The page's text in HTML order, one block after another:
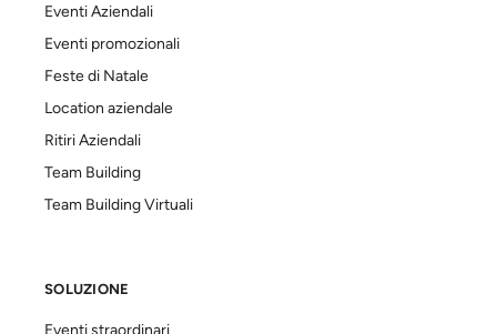
Eventi Aziendali
Eventi promozionali
Feste di Natale
Location aziendale
Ritiri Aziendali
Team Building
Team Building Virtuali
SOLUZIONE